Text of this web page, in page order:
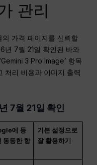
관리
가격 페이지를 신뢰할
년 7월 21일 확인된 바와
3 Pro Image’ 항목
처리 비용과 이미지 출력
7월 21일 확인
에 등
동등한 항
기본 설정으로
잘 활용하기